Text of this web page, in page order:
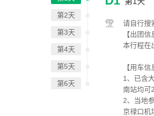
第2天
第3天
第4天
第5天
第6天
请自行搜
【出团信
本行程在
【用车信
1、已含
南站均可
2、当地
京禄口机